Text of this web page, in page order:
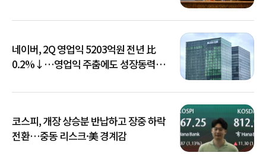
네이버, 2Q 영업익 5203억원 전년 比
0.2%↓…영업익 주춤에도 성장동력
코스피, 개장 상승분 반납하고 장중 하락
전환…중동 리스크·美 경계감